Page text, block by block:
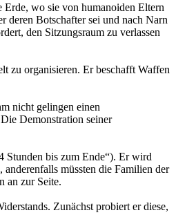
wo sie von humanoiden Eltern
Botschafter sei und nach Narn
den Sitzungsraum zu verlassen
zu organisieren. Er beschafft Waffen
nicht gelingen einen
Demonstration seiner
Stunden bis zum Ende“). Er wird
müssten die Familien der
an zur Seite.
Zunächst probiert er diese,